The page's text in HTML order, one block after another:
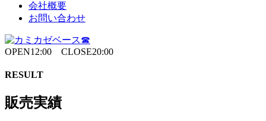
会社概要
お問い合わせ
OPEN12:00 CLOSE20:00
RESULT
販売実績